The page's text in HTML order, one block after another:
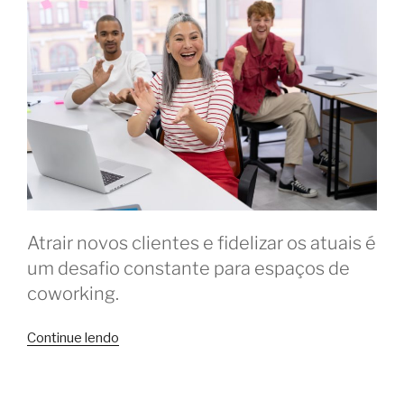
Atrair novos clientes e fidelizar os atuais é
um desafio constante para espaços de
coworking.
Continue lendo